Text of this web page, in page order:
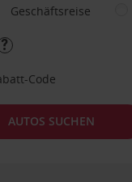
Geschäftsreise
Code
AUTOS SUCHEN